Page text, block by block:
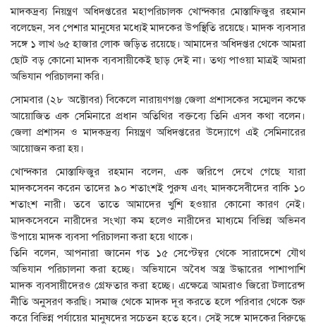
মাদকদ্রব্য নিয়ন্ত্রণ অধিদপ্তরের মহাপরিচালক খোন্দকার মোস্তাফিজুর রহমান
বলেছেন, সব পেশার মানুষের মধ্যেই মাদকের উপস্থিতি রয়েছে। মাদক ব্যবসার
সঙ্গে ১ লাখ ৬৫ হাজার লোক জড়িত রয়েছে। আমাদের অধিদপ্তর থেকে আমরা
ছোট বড় কোনো মাদক ব্যবসায়ীকেই ছাড় দেই না। তথ্য পাওয়া মাত্রই আমরা
অভিযান পরিচালনা করি।
সোমবার (২৮ অক্টোবর) বিকেলে নারায়ণগঞ্জ জেলা প্রশাসকের সম্মেলন কক্ষে
আয়োজিত এক সেমিনারে প্রধান অতিথির বক্তব্যে তিনি এসব কথা বলেন।
জেলা প্রশাসন ও মাদকদ্রব্য নিয়ন্ত্রণ অধিদপ্তরের উদ্যোগে এই সেমিনারের
আয়োজন করা হয়।
খোন্দকার মোস্তাফিজুর রহমান বলেন, এক জরিপে দেখে গেছে যারা
মাদকসেবন করেন তাদের ৯০ শতাংশই পুরুষ এবং মাদকসেবীদের বাকি ১০
শতাংশ নারী। তবে তাতে আমাদের খুশি হওয়ার কোনো কারণ নেই।
মাদকসেবনে নারীদের সংখ্যা কম হলেও নারীদের মাধ্যমে বিভিন্ন অভিনব
উপায়ে মাদক ব্যবসা পরিচালনা করা হয়ে থাকে।
তিনি বলেন, আপনারা জানেন গত ১৫ সেপ্টেম্বর থেকে সারাদেশে যৌথ
অভিযান পরিচালনা করা হচ্ছে। অভিযানে অবৈধ অস্ত্র উদ্ধারের পাশাপাশি
মাদক ব্যবসায়ীদেরও গ্রেফতার করা হচ্ছে। এক্ষেত্রে আমরাও জিরো টলারেন্স
নীতি অনুসরণ করছি। সমাজ থেকে মাদক দূর করতে হলে পরিবার থেকে শুরু
করে বিভিন্ন পর্যায়ের মানুষদের সচেতন হতে হবে। সেই সঙ্গে মাদকের বিরুদ্ধে